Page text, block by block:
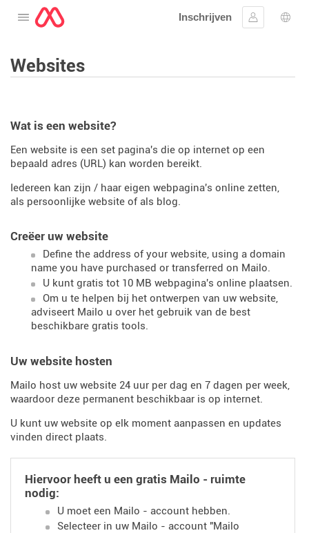
Open het menu
Inschrijven
Aanmelden
Taal
Websites
Wat is een website?
Een website is een set pagina's die op internet op een
bepaald adres (URL) kan worden bereikt.
Iedereen kan zijn / haar eigen webpagina's online zetten,
als persoonlijke website of als blog.
Creëer uw website
Define the address of your website, using a domain
name you have purchased or transferred on Mailo.
U kunt gratis tot 10 MB webpagina's online plaatsen.
Om u te helpen bij het ontwerpen van uw website,
adviseert Mailo u over het gebruik van de best
beschikbare gratis tools.
Uw website hosten
Mailo host uw website 24 uur per dag en 7 dagen per week,
waardoor deze permanent beschikbaar is op internet.
U kunt uw website op elk moment aanpassen en updates
vinden direct plaats.
Hiervoor heeft u een gratis Mailo - ruimte
nodig:
U moet een Mailo - account hebben.
Selecteer in uw Mailo - account "Mailo